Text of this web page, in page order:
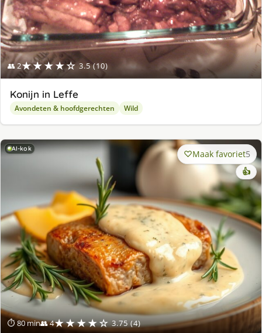
👥 2★★★★☆ 3.5 (10)
Konijn in Leffe
Avondeten & hoofdgerechten Wild
AI-kok
⏱ 80 min👥 4★★★★☆ 3.75 (4)
Maak favoriet5
👍